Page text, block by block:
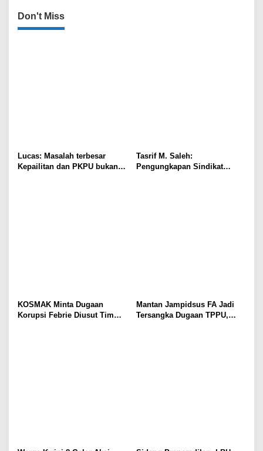
Don't Miss
Lucas: Masalah terbesar
Kepailitan dan PKPU bukan
Tasrif M. Saleh:
Pengungkapan Sindikat
KOSMAK Minta Dugaan
Korupsi Febrie Diusut Tim
Mantan Jampidsus FA Jadi
Tersangka Dugaan TPPU,